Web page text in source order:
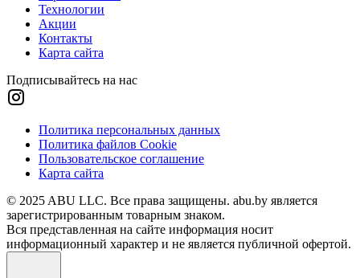
Технологии
Акции
Контакты
Карта сайта
Подписывайтесь на нас
Политика персональных данных
Политика файлов Cookie
Пользовательское соглашение
Карта сайта
© 2025 ABU LLC. Все права защищены. abu.by является
зарегистрированным товарным знаком.
Вся представленная на сайте информация носит
информационный характер и не является публичной офертой.